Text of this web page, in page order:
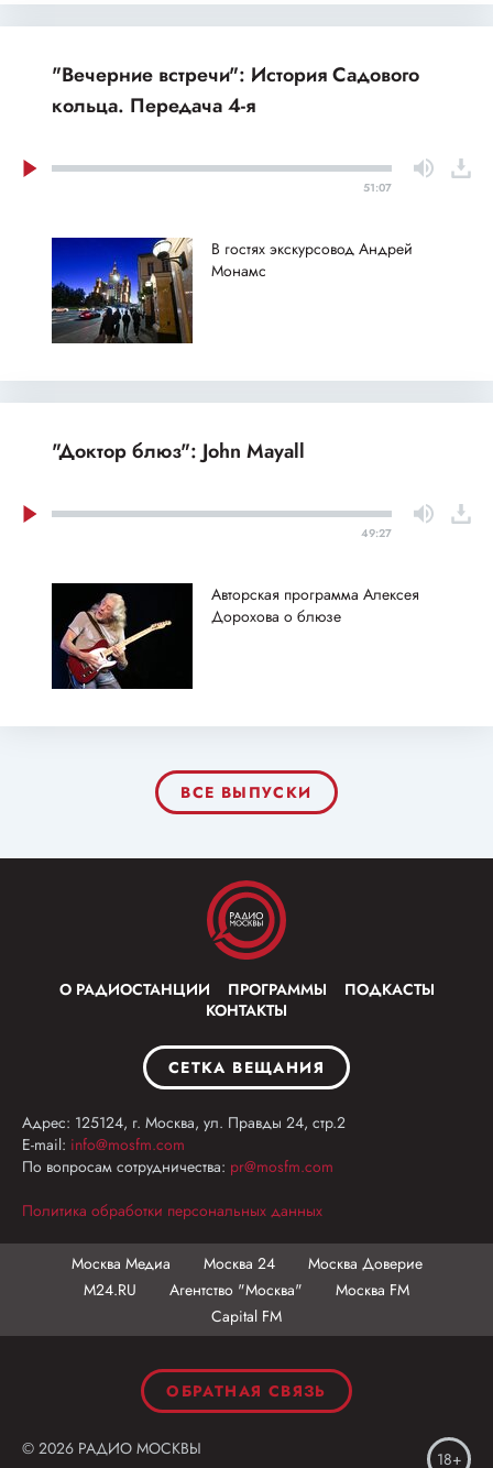
"Вечерние встречи": История Садового
кольца. Передача 4-я
51:07
В гостях экскурсовод Андрей
Монамс
"Доктор блюз": John Mayall
49:27
Авторская программа Алексея
Дорохова о блюзе
ВСЕ ВЫПУСКИ
О РАДИОСТАНЦИИ ПРОГРАММЫ
ПОДКАСТЫ
КОНТАКТЫ
СЕТКА ВЕЩАНИЯ
Адрес: 125124, г. Москва, ул. Правды 24, стр.2
E-mail: info@mosfm.com
По вопросам сотрудничества: pr@mosfm.com
Политика обработки персональных данных
Москва Медиа Москва 24
Москва Доверие
М24.RU
Агентство "Москва"
Москва FM
Capital FM
© 2026 РАДИО МОСКВЫ
ОБРАТНАЯ СВЯЗЬ
18+